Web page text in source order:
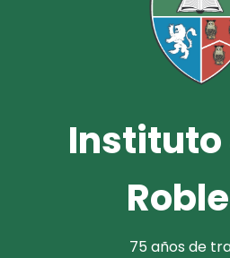
Instituto
75 años de